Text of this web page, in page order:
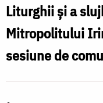
Liturghii și a
Mitropolitului
sesiune de